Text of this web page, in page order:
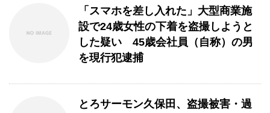
「スマホを差し入れた」大型商業施
設で24歳女性の下着を盗撮しようと
した疑い 45歳会社員（自称）の男
を現行犯逮捕
とろサーモン久保田、盗撮被害・過